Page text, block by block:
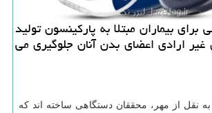
بیماران مبتلا به پاركینسون تولید
ارادی اعضای بدن آنان جلوگیری می
نقل از مهر، محققان دستگاهی ساخته اند كه